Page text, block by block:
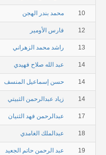
10 محمد بندر الهجن
12 فارس الأومير
13 راشد محمد الزهراني
14 عبد الله صلاح فهيدي
14 حسن إسماعيل المنسف
14 زياد عبدالرحمن الثبيتي
17 عبدالرحمن فهد الثنيان
18 عبدالملك الغامدي
19 عبد الرحمن حاتم الجعيد